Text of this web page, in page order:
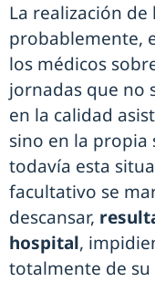
La realización de
probablemente,
los médicos
jornadas que no
en la calidad
sino en la propia
todavía esta
facultativo se
descansar,
hospital,
totalmente de